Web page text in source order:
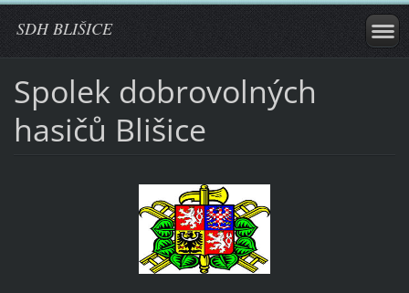
SDH BLIŠICE
Spolek dobrovolných
hasičů Blišice